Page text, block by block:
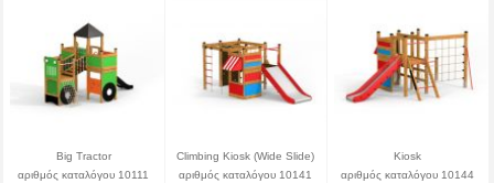
Big Tractor
αριθμός καταλόγου 10111
Climbing Kiosk (Wide Slide)
αριθμός καταλόγου 10141
Kiosk
αριθμός καταλόγου 10144